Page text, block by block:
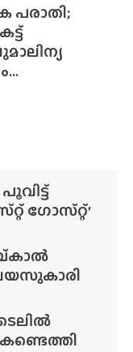
പരാതി;
ഗോസ്‌റ്റ്’